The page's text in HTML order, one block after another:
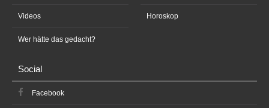
Videos
Wer hätte das gedacht?
Horoskop
Social
Facebook